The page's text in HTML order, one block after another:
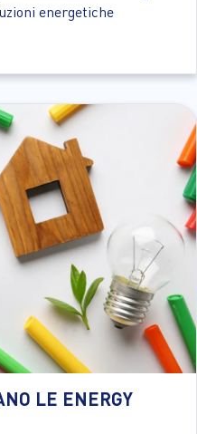
energetiche
LE ENERGY